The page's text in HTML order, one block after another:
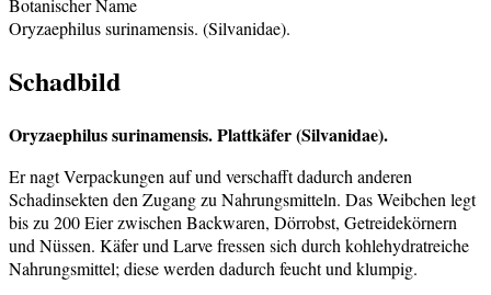
Botanischer Name
Oryzaephilus surinamensis. (Silvanidae).
Schadbild
Oryzaephilus surinamensis. Plattkäfer (Silvanidae).
Er nagt Verpackungen auf und verschafft dadurch anderen
Schadinsekten den Zugang zu Nahrungsmitteln. Das Weibchen legt
bis zu 200 Eier zwischen Backwaren, Dörrobst, Getreidekörnern
und Nüssen. Käfer und Larve fressen sich durch kohlehydratreiche
Nahrungsmittel; diese werden dadurch feucht und klumpig.